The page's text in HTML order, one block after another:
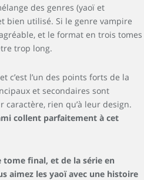
des genres (yaoï et
bien utilisé. Si le genre vampire
et le format en trois tomes
trop long.
c’est l’un des points forts de la
et secondaires sont
caractère, rien qu’à leur design.
collent parfaitement à cet
tome final, et de la série en
aimez les yaoï avec une histoire